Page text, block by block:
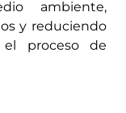
ambiente,
y reduciendo
proceso de